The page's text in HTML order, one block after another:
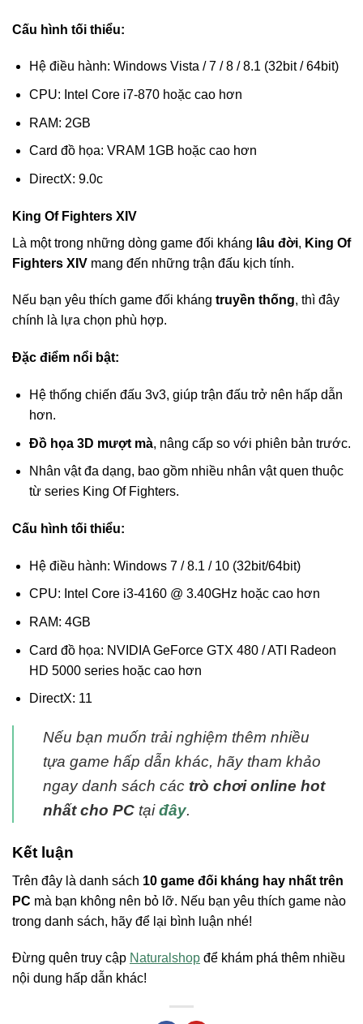
Cấu hình tối thiểu:
Hệ điều hành: Windows Vista / 7 / 8 / 8.1 (32bit / 64bit)
CPU: Intel Core i7-870 hoặc cao hơn
RAM: 2GB
Card đồ họa: VRAM 1GB hoặc cao hơn
DirectX: 9.0c
King Of Fighters XIV
Là một trong những dòng game đối kháng lâu đời, King Of
Fighters XIV mang đến những trận đấu kịch tính.
Nếu bạn yêu thích game đối kháng truyền thống, thì đây
chính là lựa chọn phù hợp.
Đặc điểm nổi bật:
Hệ thống chiến đấu 3v3, giúp trận đấu trở nên hấp dẫn
hơn.
Đồ họa 3D mượt mà, nâng cấp so với phiên bản trước.
Nhân vật đa dạng, bao gồm nhiều nhân vật quen thuộc
từ series King Of Fighters.
Cấu hình tối thiểu:
Hệ điều hành: Windows 7 / 8.1 / 10 (32bit/64bit)
CPU: Intel Core i3-4160 @ 3.40GHz hoặc cao hơn
RAM: 4GB
Card đồ họa: NVIDIA GeForce GTX 480 / ATI Radeon
HD 5000 series hoặc cao hơn
DirectX: 11
Nếu bạn muốn trải nghiệm thêm nhiều
tựa game hấp dẫn khác, hãy tham khảo
ngay danh sách các trò chơi online hot
nhất cho PC tạiđây.
Kết luận
Trên đây là danh sách 10 game đối kháng hay nhất trên
PC mà bạn không nên bỏ lỡ. Nếu bạn yêu thích game nào
trong danh sách, hãy để lại bình luận nhé!
Đừng quên truy cập Naturalshop để khám phá thêm nhiều
nội dung hấp dẫn khác!